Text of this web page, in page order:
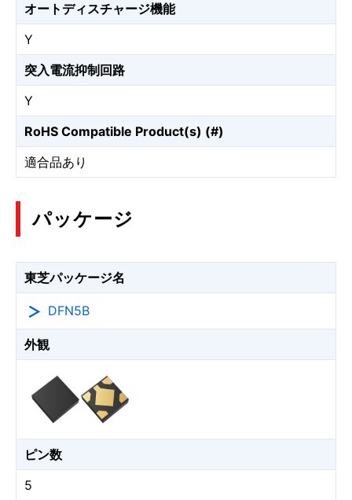
オートディスチャージ機能
Y
突入電流抑制回路
Y
RoHS Compatible Product(s) (#)
適合品あり
パッケージ
東芝パッケージ名
DFN5B
外観
ピン数
5